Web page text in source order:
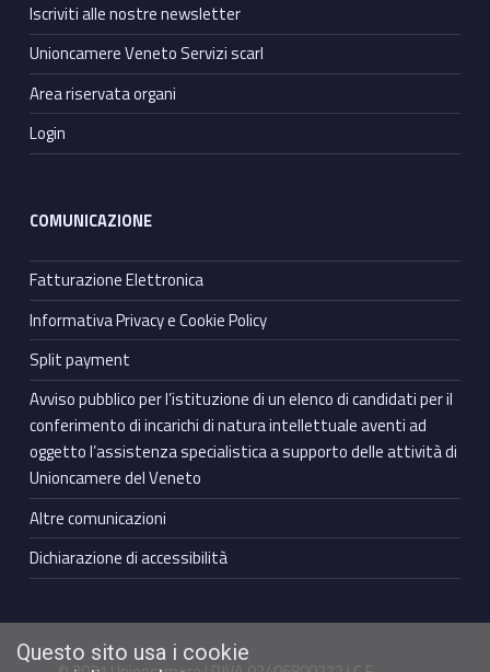
Iscriviti alle nostre newsletter
Unioncamere Veneto Servizi scarl
Area riservata organi
Login
COMUNICAZIONE
Fatturazione Elettronica
Informativa Privacy e Cookie Policy
Split payment
Avviso pubblico per l’istituzione di un elenco di candidati per il
conferimento di incarichi di natura intellettuale aventi ad
oggetto l’assistenza specialistica a supporto delle attività di
Unioncamere del Veneto
Altre comunicazioni
Dichiarazione di accessibilità
Questo sito usa i cookie